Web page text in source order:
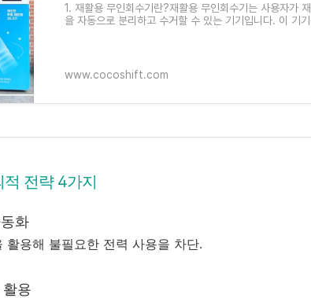
1. 재활용 무인회수기란?재활용 무인회수기는 사용자가
을 자동으로 분리하고 수거할 수 있는 기기입니다. 이 기
www.cocoshift.com
전략 4가지
화
활용해 불필요한 전력 사용을 차단.
용